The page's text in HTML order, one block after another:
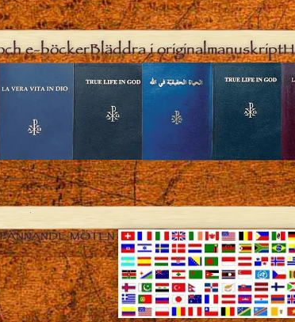
e-böckerBläddra i originalmanuskript
MÖTEN